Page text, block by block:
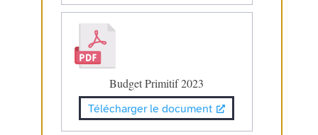
Budget Primitif 2023
Télécharger le document